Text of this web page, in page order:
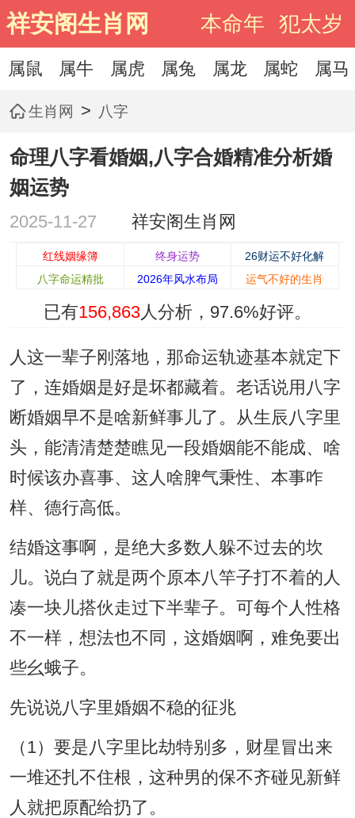
祥安阁生肖网 本命年 犯太岁
属鼠 属牛 属虎 属兔 属龙 属蛇 属马
生肖网 > 八字
命理八字看婚姻,八字合婚精准分析婚
姻运势
2025-11-27 祥安阁生肖网
红线姻缘簿 终身运势
26财运不好化解
八字命运精批
2026年风水布局 运气不好的生肖
已有156,863人分析， 97.6%好评。
人这一辈子刚落地，那命运轨迹基本就定下
了，连婚姻是好是坏都藏着。老话说用八字
断婚姻早不是啥新鲜事儿了。从生辰八字里
头，能清清楚楚瞧见一段婚姻能不能成、啥
时候该办喜事、这人啥脾气秉性、本事咋
样、德行高低。
结婚这事啊，是绝大多数人躲不过去的坎
儿。说白了就是两个原本八竿子打不着的人
凑一块儿搭伙走过下半辈子。可每个人性格
不一样，想法也不同，这婚姻啊，难免要出
些幺蛾子。
先说说八字里婚姻不稳的征兆
（1）要是八字里比劫特别多，财星冒出来
一堆还扎不住根，这种男的保不齐碰见新鲜
人就把原配给扔了。